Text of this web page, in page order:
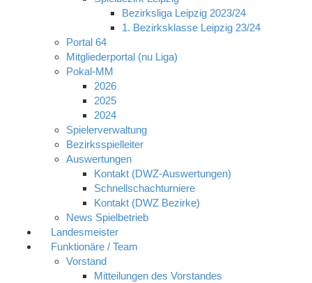
Bezirksliga Leipzig 2023/24
1. Bezirksklasse Leipzig 23/24
Portal 64
Mitgliederportal (nu Liga)
Pokal-MM
2026
2025
2024
Spielerverwaltung
Bezirksspielleiter
Auswertungen
Kontakt (DWZ-Auswertungen)
Schnellschachturniere
Kontakt (DWZ Bezirke)
News Spielbetrieb
Landesmeister
Funktionäre / Team
Vorstand
Mitteilungen des Vorstandes